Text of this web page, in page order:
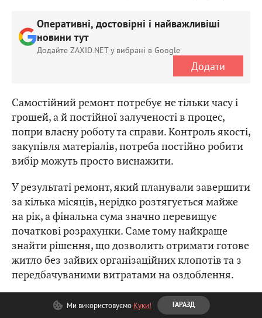
Оперативні, достовірні і найважливіші
новини тут
Додайте ZAXID.NET у вибрані в Google
Додати
Самостійний ремонт потребує не тільки часу і
грошей, а й постійної залученості в процес,
попри власну роботу та справи. Контроль якості,
закупівля матеріалів, потреба постійно робити
вибір можуть просто виснажити.
У результаті ремонт, який планували завершити
за кілька місяців, нерідко розтягується майже
на рік, а фінальна сума значно перевищує
початкові розрахунки. Саме тому найкраще
знайти рішення, що дозволить отримати готове
житло без зайвих організаційних клопотів та з
передбачуваними витратами на оздоблення.
У Львові будівельна компанія «Інтергал-Буд»
Ми використовуємо Куки! ГАРАЗД